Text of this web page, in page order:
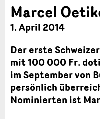
Marcel
1. April 2014
Der erste
mit 100 000 Fr.
im September von
persönlich
Nominierten ist